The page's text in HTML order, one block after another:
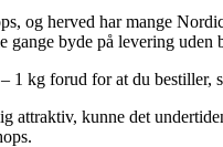
og herved har mange
gange byde på levering uden
kg forud for at du bestiller,
kunne det